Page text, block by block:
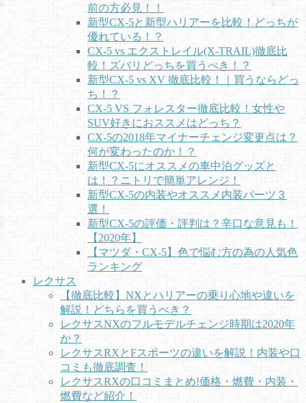
前の方必見！！
新型CX-5と新型ハリアーを比較！どっちが
優れている！？
CX-5 vs エクストレイル(X-TRAIL)徹底比
較！ズバリどっちを買うべき！？
新型CX-5 vs XV 徹底比較！｜買うならどっ
ち！？
CX-5 VS フォレスター徹底比較！女性や
SUV好きにおススメはどっち？
CX-5の2018年マイナーチェンジ変更点は？
何が変わったのか！？
新型CX-5にオススメの車中泊グッズと
は！？ニトリで簡単アレンジ！
新型CX-5の内装やオススメ内装パーツ３
選！
新型CX-5の評価・評判は？辛口な意見も！
【2020年】
【マツダ・CX-5】色で悩む方の為の人気色
ランキング
レクサス
【徹底比較】NXとハリアーの乗り心地や違いを
解説！どちらを買うべき？
レクサスNXのフルモデルチェンジ時期は2020年
か？
レクサスRXとFスポーツの違いを解説！内装や口
コミも徹底調査！
レクサスRXの口コミまとめ!価格・燃費・内装・
燃費など紹介！